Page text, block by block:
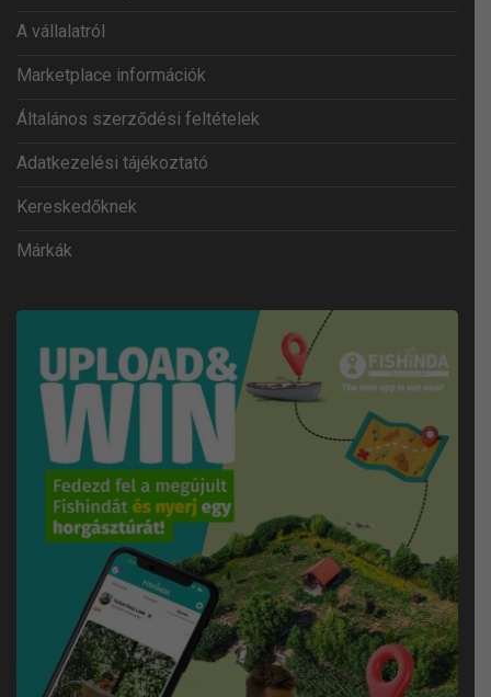
A vállalatról
Marketplace információk
Általános szerződési feltételek
Adatkezelési tájékoztató
Kereskedőknek
Márkák